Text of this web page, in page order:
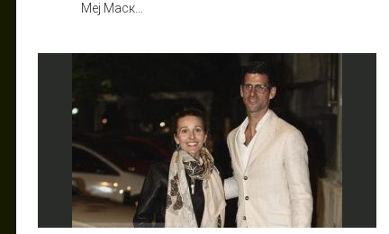
Меј Маск…